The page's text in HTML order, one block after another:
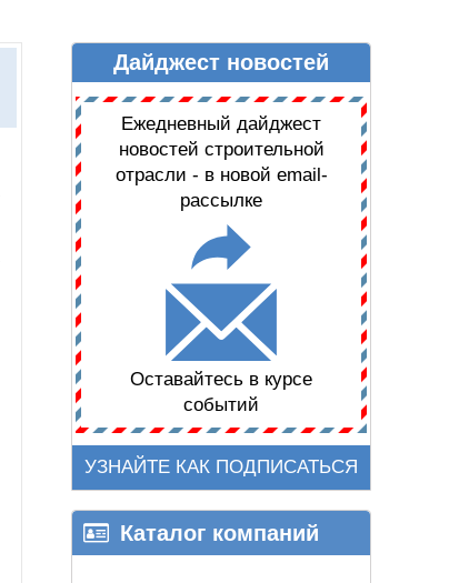
ДАЙДЖЕСТ НОВОСТЕЙДайджест новостей
Ежедневный дайджест
новостей строительной
отрасли - в новой email-
рассылке
Оставайтесь в курсе
событий
УЗНАЙТЕ КАК ПОДПИСАТЬСЯ
Каталог компаний